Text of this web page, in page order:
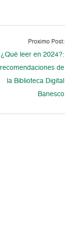
Proximo Post:
¿Qué leer en 2024?:
recomendaciones de
la Biblioteca Digital
Banesco